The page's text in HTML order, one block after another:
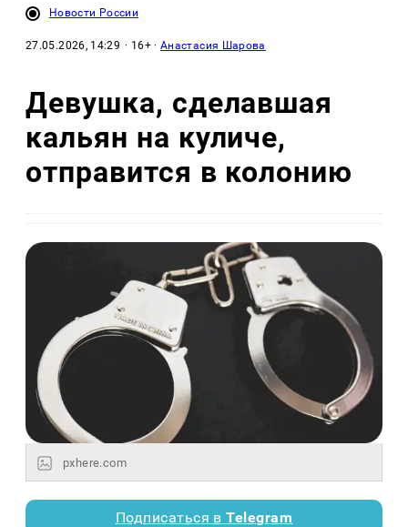
Новости России
27.05.2026, 14:29 · 16+ ·Анастасия Шарова
Девушка, сделавшая
кальян на куличе,
отправится в колонию
pxhere.com
Подписаться вTelegram